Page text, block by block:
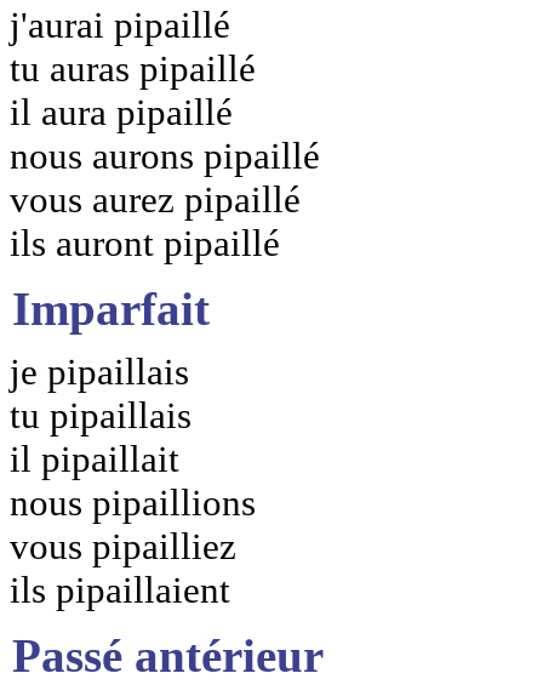
j'aurai pipaillé
tu auras pipaillé
il aura pipaillé
nous aurons pipaillé
vous aurez pipaillé
ils auront pipaillé
Imparfait
je pipaillais
tu pipaillais
il pipaillait
nous pipaillions
vous pipailliez
ils pipaillaient
Passé antérieur